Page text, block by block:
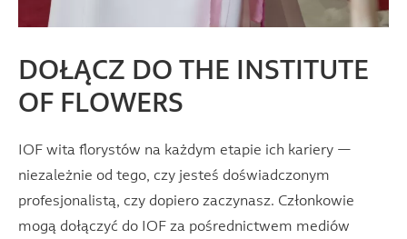
DOŁĄCZ DO THE INSTITUTE
OF FLOWERS
IOF wita florystów na każdym etapie ich kariery —
niezależnie od tego, czy jesteś doświadczonym
profesjonalistą, czy dopiero zaczynasz. Członkowie
mogą dołączyć do IOF za pośrednictwem mediów